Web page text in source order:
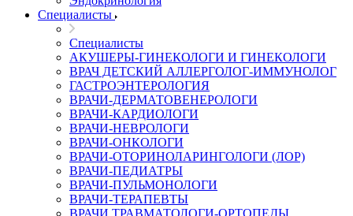
Специалисты
Специалисты
АКУШЕРЫ-ГИНЕКОЛОГИ И ГИНЕКОЛОГИ
ВРАЧ ДЕТСКИЙ АЛЛЕРГОЛОГ-ИММУНОЛОГ
ГАСТРОЭНТЕРОЛОГИЯ
ВРАЧИ-ДЕРМАТОВЕНЕРОЛОГИ
ВРАЧИ-КАРДИОЛОГИ
ВРАЧИ-НЕВРОЛОГИ
ВРАЧИ-ОНКОЛОГИ
ВРАЧИ-ОТОРИНОЛАРИНГОЛОГИ (ЛОР)
ВРАЧИ-ПЕДИАТРЫ
ВРАЧИ-ПУЛЬМОНОЛОГИ
ВРАЧИ-ТЕРАПЕВТЫ
ВРАЧИ ТРАВМАТОЛОГИ-ОРТОПЕДЫ